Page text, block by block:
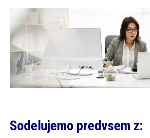
Sodelujemo predvsem z: